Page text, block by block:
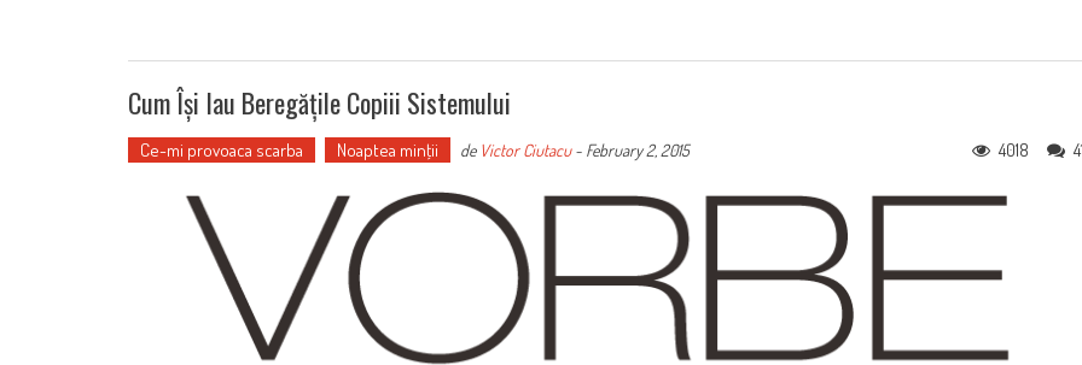
Cum Își Iau Beregățile Copiii Sistemului
Ce-mi provoaca scarba Noaptea minţii de Victor Ciutacu- February 2, 2015 4018